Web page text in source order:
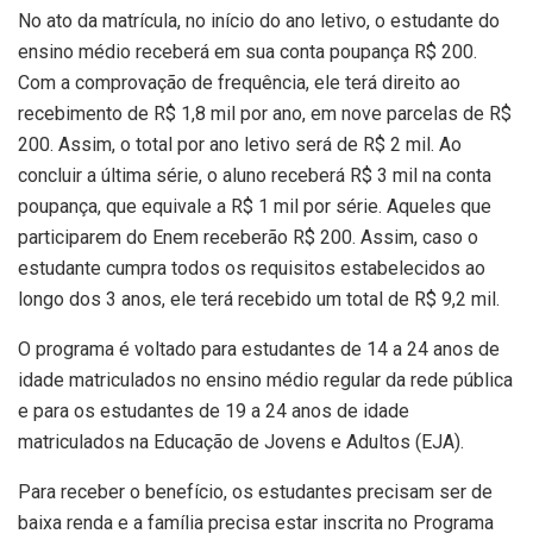
No ato da matrícula, no início do ano letivo, o estudante do
ensino médio receberá em sua conta poupança R$ 200.
Com a comprovação de frequência, ele terá direito ao
recebimento de R$ 1,8 mil por ano, em nove parcelas de R$
200. Assim, o total por ano letivo será de R$ 2 mil. Ao
concluir a última série, o aluno receberá R$ 3 mil na conta
poupança, que equivale a R$ 1 mil por série. Aqueles que
participarem do Enem receberão R$ 200. Assim, caso o
estudante cumpra todos os requisitos estabelecidos ao
longo dos 3 anos, ele terá recebido um total de R$ 9,2 mil.
O programa é voltado para estudantes de 14 a 24 anos de
idade matriculados no ensino médio regular da rede pública
e para os estudantes de 19 a 24 anos de idade
matriculados na Educação de Jovens e Adultos (EJA).
Para receber o benefício, os estudantes precisam ser de
baixa renda e a família precisa estar inscrita no Programa